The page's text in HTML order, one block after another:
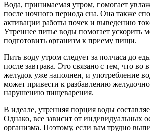
Вода, принимаемая утром, помогает
после ночного периода сна. Она также
активации работы почек и выведению
Утреннее питье воды помогает ускорить
подготовить организм к приему пищи.
Пить воду утром следует за полчаса до
после завтрака. Это связано с тем, что
желудок уже наполнен, и употребление
может привести к разбавлению
нарушению пищеварения.
В идеале, утренняя порция воды
Однако, все зависит от индивидуальных
организма. Поэтому, если вам трудно